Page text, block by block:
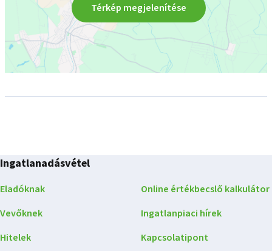
Térkép megjelenítése
Ingatlanadásvétel
Eladóknak
Vevőknek
Hitelek
Online értékbecslő kalkulátor
Ingatlanpiaci hírek
Kapcsolatipont